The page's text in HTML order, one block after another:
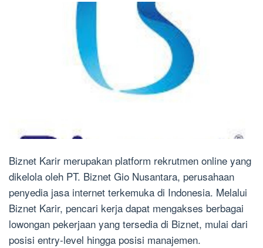
Biznet Karir merupakan platform rekrutmen online yang
dikelola oleh PT. Biznet Gio Nusantara, perusahaan
penyedia jasa internet terkemuka di Indonesia. Melalui
Biznet Karir, pencari kerja dapat mengakses berbagai
lowongan pekerjaan yang tersedia di Biznet, mulai dari
posisi entry-level hingga posisi manajemen.